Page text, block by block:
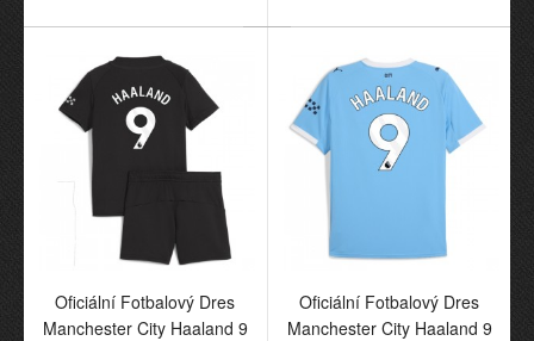
Manchester City Haaland
9 Čtvrtý EA Sport 2025-
26 pro Děti
70,55€ 29,88€
Manchester City Haaland
9 Třetí 2025-26 pro Muži
70,55€ 29,88€
Oficiální Fotbalový Dres
Manchester City Haaland 9
Oficiální Fotbalový Dres
Manchester City Haaland 9